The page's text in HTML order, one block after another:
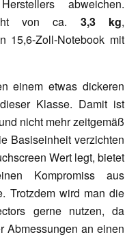
abweichen.
von ca. 3,3 kg,
15,6-Zoll-Notebook mit
einem etwas dickeren
Klasse. Damit ist
nicht mehr zeitgemäß
Basiseinheit verzichten
Wert legt, bietet
Kompromiss aus
Trotzdem wird man die
gerne nutzen, da
Abmessungen an einen